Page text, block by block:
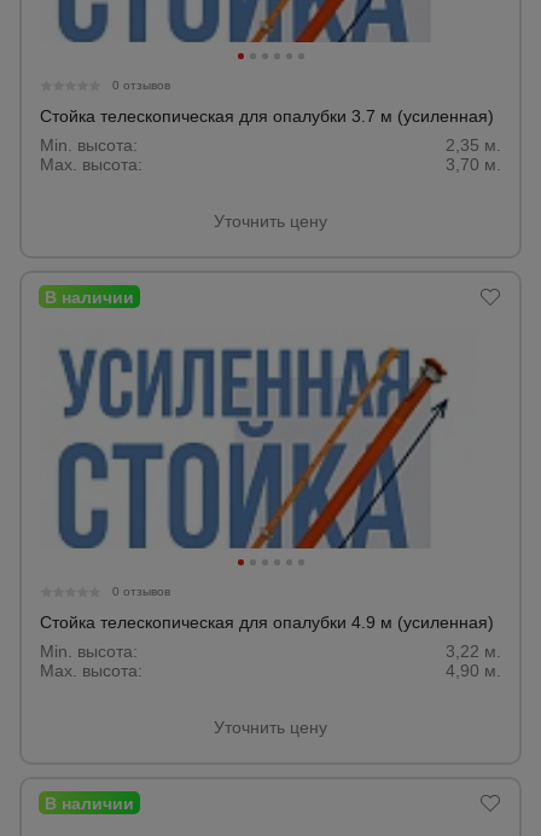
0 отзывов
Стойка телескопическая для опалубки 3.7 м (усиленная)
Min. высота:
2,35 м.
Max. высота:
3,70 м.
Уточнить цену
0 отзывов
Стойка телескопическая для опалубки 4.9 м (усиленная)
Min. высота:
3,22 м.
Max. высота:
4,90 м.
Уточнить цену